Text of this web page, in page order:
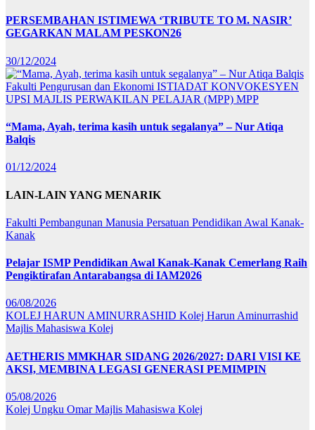
PERSEMBAHAN ISTIMEWA ‘TRIBUTE TO M. NASIR’
GEGARKAN MALAM PESKON26
30/12/2024
Fakulti Pengurusan dan Ekonomi ISTIADAT KONVOKESYEN
UPSI MAJLIS PERWAKILAN PELAJAR (MPP) MPP
“Mama, Ayah, terima kasih untuk segalanya” – Nur Atiqa
Balqis
01/12/2024
LAIN-LAIN YANG MENARIK
Fakulti Pembangunan Manusia Persatuan Pendidikan Awal Kanak-
Kanak
Pelajar ISMP Pendidikan Awal Kanak-Kanak Cemerlang Raih
Pengiktirafan Antarabangsa di IAM2026
06/08/2026
KOLEJ HARUN AMINURRASHID Kolej Harun Aminurrashid
Majlis Mahasiswa Kolej
AETHERIS MMKHAR SIDANG 2026/2027: DARI VISI KE
AKSI, MEMBINA LEGASI GENERASI PEMIMPIN
05/08/2026
Kolej Ungku OmarMajlis Mahasiswa Kolej